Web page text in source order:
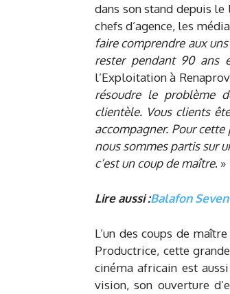
dans son stand depuis
chefs d’agence, les
faire comprendre aux
rester pendant 90 ans
l’Exploitation à
résoudre le problème
clientèle. Vous clients
accompagner. Pour
nous sommes partis sur
c’est un coup de maître. »
Lire aussi :Balafon
L’un des coups de
Productrice, cette
cinéma africain est
vision, son ouverture